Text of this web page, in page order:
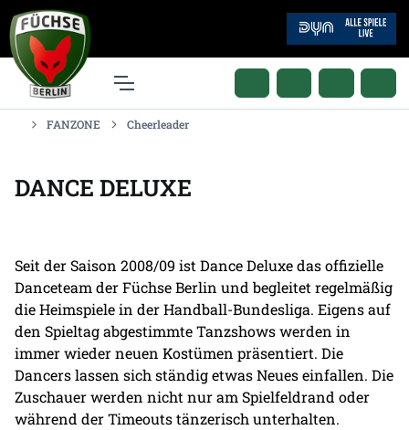
FANZONE Cheerleader
DANCE DELUXE
Seit der Saison 2008/09 ist Dance Deluxe das offizielle
Danceteam der Füchse Berlin und begleitet regelmäßig
die Heimspiele in der Handball-Bundesliga. Eigens auf
den Spieltag abgestimmte Tanzshows werden in
immer wieder neuen Kostümen präsentiert. Die
Dancers lassen sich ständig etwas Neues einfallen. Die
Zuschauer werden nicht nur am Spielfeldrand oder
während der Timeouts tänzerisch unterhalten.